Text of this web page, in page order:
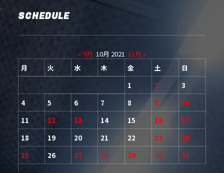
SCHEDULE
« 9月 10月 2021 11月 »
月
火 水 木 金 土
日
1
2
3
4
5 6 7 8 9
10
11
12 13 14 15 16
17
18
19 20 21 22 23
24
25
26 27 28 29 30 31